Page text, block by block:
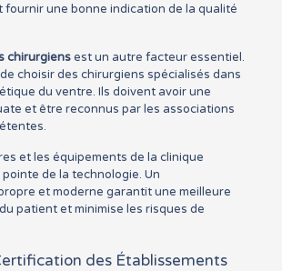
une bonne indication de la qualité
chirurgiensest un autre facteur essentiel.
choisir des chirurgiens spécialisés dans
du ventre. Ils doivent avoir une
et être reconnus par les associations
et les équipements de la clinique
de la technologie. Un
et moderne garantit une meilleure
patient et minimise les risques de
des Établissements